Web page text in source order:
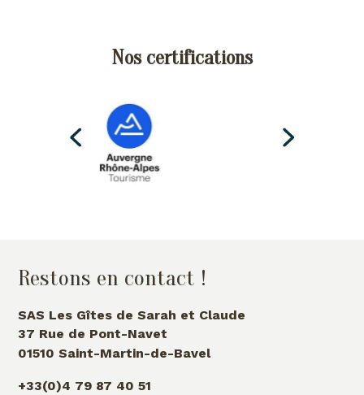
Nos certifications
Restons en contact !
SAS Les Gîtes de Sarah et Claude
37 Rue de Pont-Navet
01510 Saint-Martin-de-Bavel
+33(0)4 79 87 40 51